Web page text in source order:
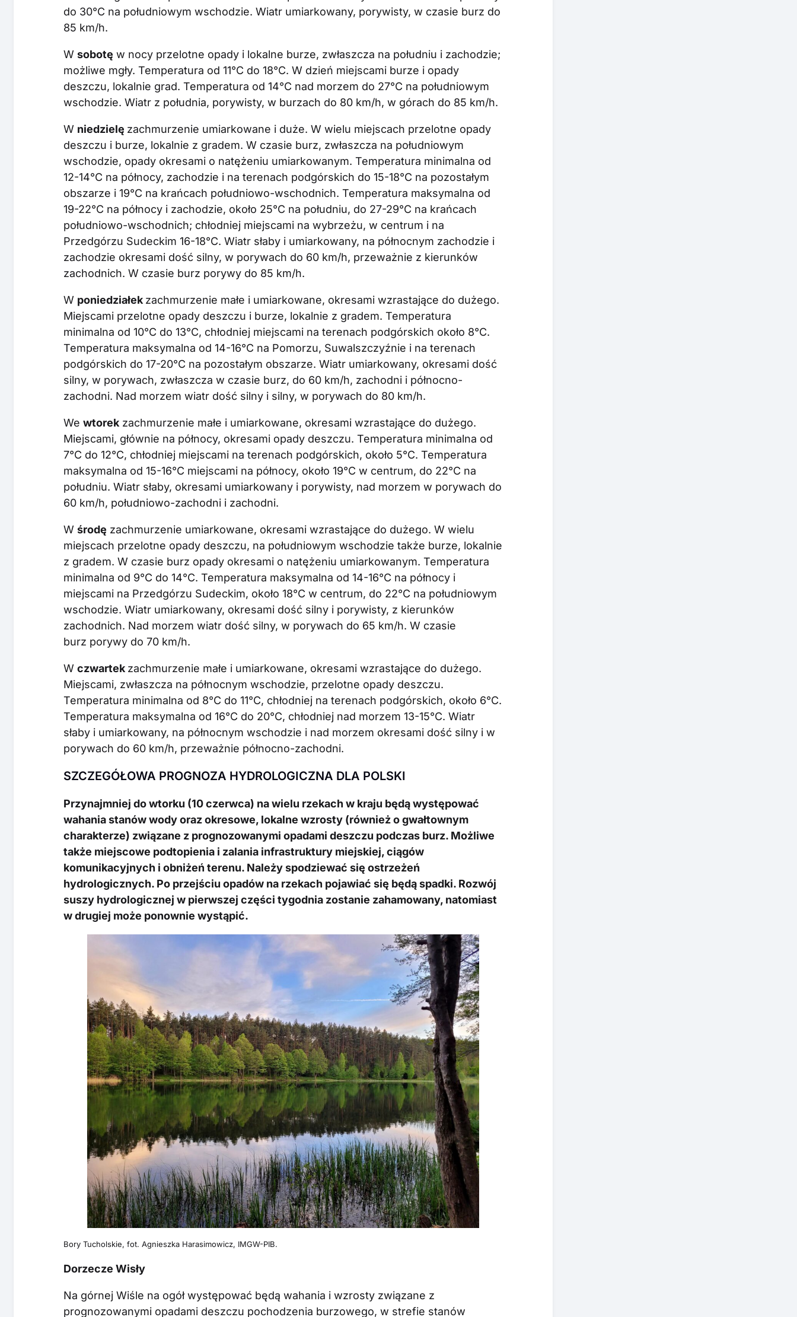
do 30°C na południowym wschodzie. Wiatr umiarkowany, porywisty, w czasie burz do
85 km/h.
Wsobotę w nocy przelotne opady i lokalne burze, zwłaszcza na południu i zachodzie;
możliwe mgły. Temperatura od 11°C do 18°C. W dzień miejscami burze i opady
deszczu, lokalnie grad. Temperatura od 14°C nad morzem do 27°C na południowym
wschodzie. Wiatr z południa, porywisty, w burzach do 80 km/h, w górach do 85 km/h.
W niedzielę zachmurzenie umiarkowane i duże. W wielu miejscach przelotne opady
deszczu i burze, lokalnie z gradem. W czasie burz, zwłaszcza na południowym
wschodzie, opady okresami o natężeniu umiarkowanym. Temperatura minimalna od
12-14°C na północy, zachodzie i na terenach podgórskich do 15-18°C na pozostałym
obszarze i 19°C na krańcach południowo-wschodnich. Temperatura maksymalna od
19-22°C na północy i zachodzie, około 25°C na południu, do 27-29°C na krańcach
południowo-wschodnich; chłodniej miejscami na wybrzeżu, w centrum i na
Przedgórzu Sudeckim 16-18°C. Wiatr słaby i umiarkowany, na północnym zachodzie i
zachodzie okresami dość silny, w porywach do 60 km/h, przeważnie z kierunków
zachodnich. W czasie burz porywy do 85 km/h.
W poniedziałek zachmurzenie małe i umiarkowane, okresami wzrastające do dużego.
Miejscami przelotne opady deszczu i burze, lokalnie z gradem. Temperatura
minimalna od 10°C do 13°C, chłodniej miejscami na terenach podgórskich około 8°C.
Temperatura maksymalna od 14-16°C na Pomorzu, Suwalszczyźnie i na terenach
podgórskich do 17-20°C na pozostałym obszarze. Wiatr umiarkowany, okresami dość
silny, w porywach, zwłaszcza w czasie burz, do 60 km/h, zachodni i północno-
zachodni. Nad morzem wiatr dość silny i silny, w porywach do 80 km/h.
Wewtorek zachmurzenie małe i umiarkowane, okresami wzrastające do dużego.
Miejscami, głównie na północy, okresami opady deszczu. Temperatura minimalna od
7°C do 12°C, chłodniej miejscami na terenach podgórskich, około 5°C. Temperatura
maksymalna od 15-16°C miejscami na północy, około 19°C w centrum, do 22°C na
południu. Wiatr słaby, okresami umiarkowany i porywisty, nad morzem w porywach do
60 km/h, południowo-zachodni i zachodni.
Wśrodę zachmurzenie umiarkowane, okresami wzrastające do dużego. W wielu
miejscach przelotne opady deszczu, na południowym wschodzie także burze, lokalnie
z gradem. W czasie burz opady okresami o natężeniu umiarkowanym. Temperatura
minimalna od 9°C do 14°C. Temperatura maksymalna od 14-16°C na północy i
miejscami na Przedgórzu Sudeckim, około 18°C w centrum, do 22°C na południowym
wschodzie. Wiatr umiarkowany, okresami dość silny i porywisty, z kierunków
zachodnich. Nad morzem wiatr dość silny, w porywach do 65 km/h. W czasie
burz porywy do 70 km/h.
Wczwartek zachmurzenie małe i umiarkowane, okresami wzrastające do dużego.
Miejscami, zwłaszcza na północnym wschodzie, przelotne opady deszczu.
Temperatura minimalna od 8°C do 11°C, chłodniej na terenach podgórskich, około 6°C.
Temperatura maksymalna od 16°C do 20°C, chłodniej nad morzem 13-15°C. Wiatr
słaby i umiarkowany, na północnym wschodzie i nad morzem okresami dość silny i w
porywach do 60 km/h, przeważnie północno-zachodni.
SZCZEGÓŁOWA PROGNOZA HYDROLOGICZNA DLA POLSKI
Przynajmniej do wtorku (10 czerwca) na wielu rzekach w kraju będą występować
wahania stanów wody oraz okresowe, lokalne wzrosty (również o gwałtownym
charakterze) związane z prognozowanymi opadami deszczu podczas burz. Możliwe
także miejscowe podtopienia i zalania infrastruktury miejskiej, ciągów
komunikacyjnych i obniżeń terenu. Należy spodziewać się ostrzeżeń
hydrologicznych. Po przejściu opadów na rzekach pojawiać się będą spadki. Rozwój
suszy hydrologicznej w pierwszej części tygodnia zostanie zahamowany, natomiast
w drugiej może ponownie wystąpić.
Bory Tucholskie, fot. Agnieszka Harasimowicz, IMGW-PIB.
Dorzecze Wisły
Na górnej Wiśle na ogół występować będą wahania i wzrosty związane z
prognozowanymi opadami deszczu pochodzenia burzowego, w strefie stanów